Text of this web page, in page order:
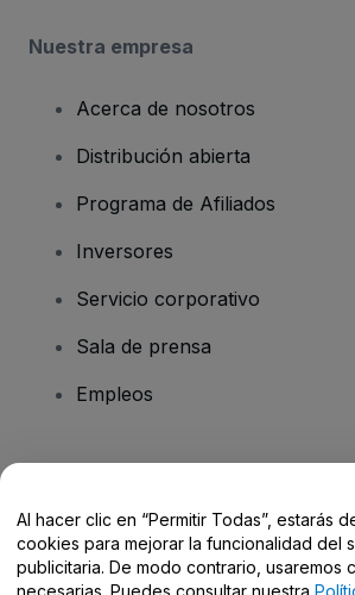
Nuestra empresa
Acerca de nosotros
Distribución abierta
Programa de Afiliados
Inversores
Servicio corporativo
Sala de prensa
Empleos
Centro de Ayuda / Contacto
Al hacer clic en “Permitir Todas”, estarás
cookies para mejorar la funcionalidad del
publicitaria. De modo contrario, usaremos
necesarias. Puedes consultar nuestra